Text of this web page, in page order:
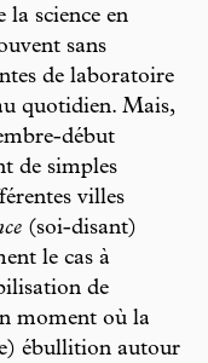
la science en
sans
de laboratoire
quotidien. Mais,
début
de simples
villes
(soi-disant)
le cas à
de
moment où la
ébullition autour